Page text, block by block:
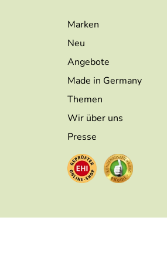
Marken
Neu
Angebote
Made in Germany
Themen
Wir über uns
Presse